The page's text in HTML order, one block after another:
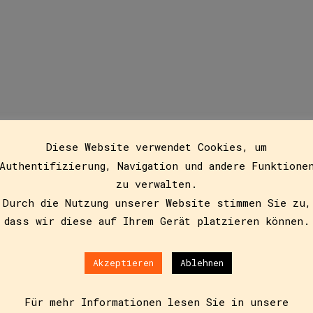
Feen
Diese Website verwendet Cookies, um
Authentifizierung, Navigation und andere Funktionen
zu verwalten.
Durch die Nutzung unserer Website stimmen Sie zu,
dass wir diese auf Ihrem Gerät platzieren können.
Akzeptieren Ablehnen
Für mehr Informationen lesen Sie in unsere